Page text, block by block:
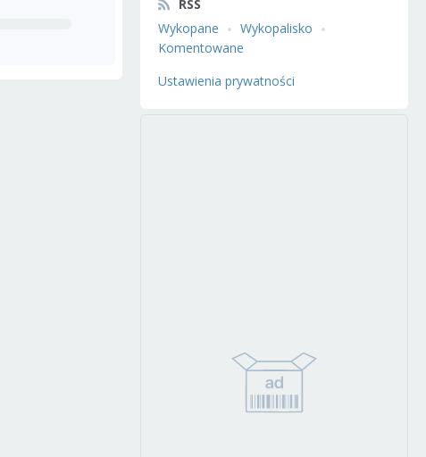
RSS
Wykopane
Wykopalisko
Komentowane
Ustawienia prywatności